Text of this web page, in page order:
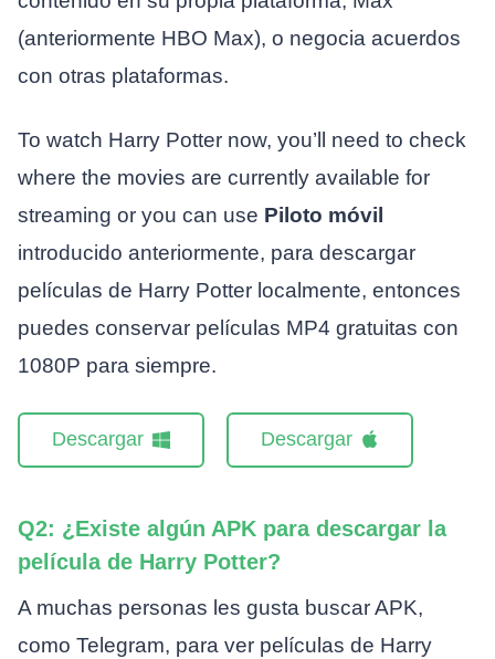
(anteriormente HBO Max), o negocia acuerdos
con otras plataformas.
To watch Harry Potter now, you’ll need to check
where the movies are currently available for
streaming or you can use Piloto móvil
introducido anteriormente, para descargar
películas de Harry Potter localmente, entonces
puedes conservar películas MP4 gratuitas con
1080P para siempre.
Descargar Descargar
Q2: ¿Existe algún APK para descargar la
película de Harry Potter?
A muchas personas les gusta buscar APK,
como Telegram, para ver películas de Harry